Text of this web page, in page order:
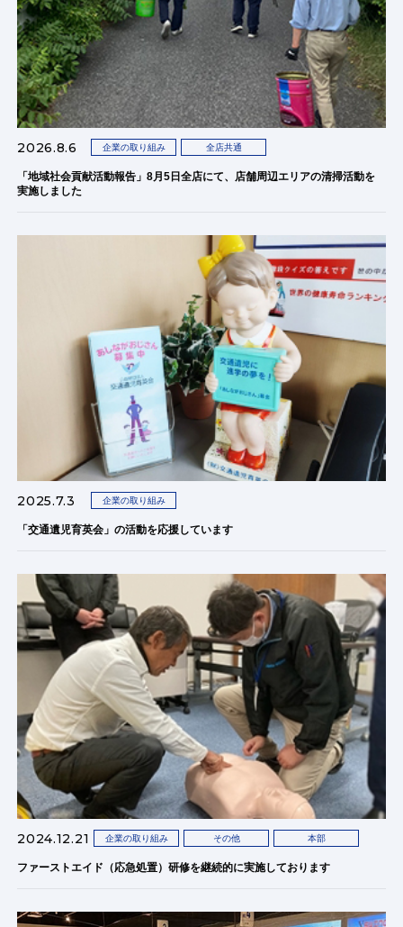
2026.8.6 企業の取り組み 全店共通
「地域社会貢献活動報告」8月5日全店にて、店舗周辺エリアの清掃活動を
実施しました
2025.7.3 企業の取り組み
「交通遺児育英会」の活動を応援しています
2024.12.21 企業の取り組み その他 本部
ファーストエイド（応急処置）研修を継続的に実施しております